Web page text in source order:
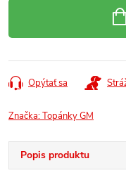
Opýtať sa
Značka:Topánky GM
Popis produktu